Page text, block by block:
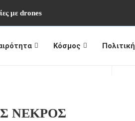
με drones
Κόσμος Πολιτική
ΝΕΚΡΟΣ